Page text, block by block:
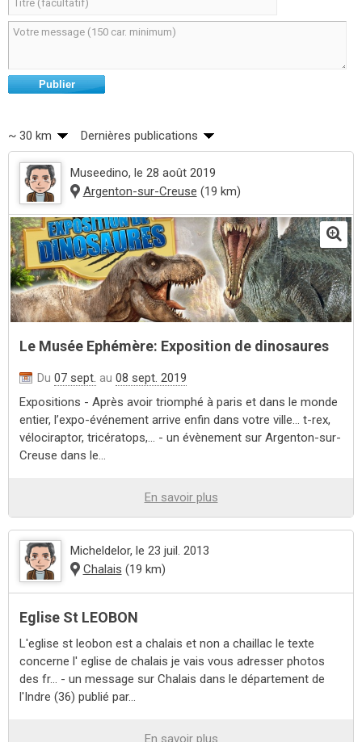
Publier
~ 30 km Dernières publications
Museedino, le 28 août 2019
Argenton-sur-Creuse (19 km)
Le Musée Ephémère: Exposition de dinosaures
Du 07 sept. au 08 sept. 2019
Expositions - Après avoir triomphé à paris et dans le monde
entier, l’expo-événement arrive enfin dans votre ville… t-rex,
vélociraptor, tricératops,... - un évènement sur Argenton-sur-
Creuse dans le...
En savoir plus
Micheldelor, le 23 juil. 2013
Chalais (19 km)
Eglise St LEOBON
L'eglise st leobon est a chalais et non a chaillac le texte
concerne l' eglise de chalais je vais vous adresser photos
des fr... - un message sur Chalais dans le département de
l'Indre (36) publié par...
En savoir plus